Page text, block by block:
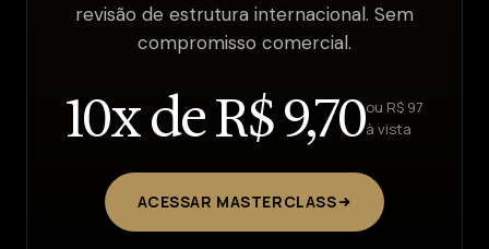
revisão de estrutura internacional. Sem
compromisso comercial.
10x de R$ 9,70ou R$ 97
à vista
ACESSAR MASTERCLASS